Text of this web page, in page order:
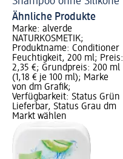
Ähnliche Produkte
Marke: alverde
NATURKOSMETIK;
Produktname: Conditioner
Feuchtigkeit, 200 ml; Preis:
2,35 €; Grundpreis: 200 ml
(1,18 € je 100 ml); Marke
von dm Grafik;
Verfügbarkeit: Status Grün
Lieferbar, Status Grau dm
Markt wählen